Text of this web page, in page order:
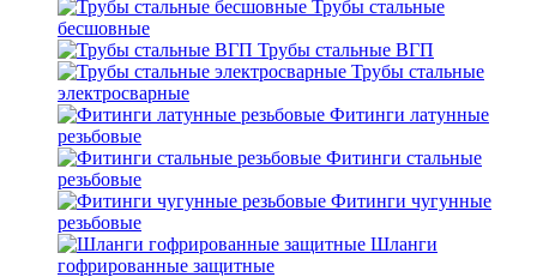
Трубы стальные
бесшовные
Трубы стальные ВГП
Трубы стальные
электросварные
Фитинги латунные
резьбовые
Фитинги стальные
резьбовые
Фитинги чугунные
резьбовые
Шланги
гофрированные защитные